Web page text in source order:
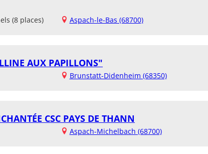
(8 places) Aspach-le-Bas (68700)
AUX PAPILLONS"
Brunstatt-Didenheim (68350)
CSC PAYS DE THANN
Aspach-Michelbach (68700)